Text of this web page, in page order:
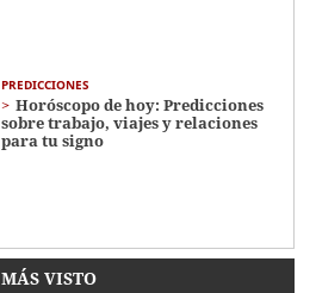
PREDICCIONES
Horóscopo de hoy: Predicciones
sobre trabajo, viajes y relaciones
para tu signo
MÁS VISTO